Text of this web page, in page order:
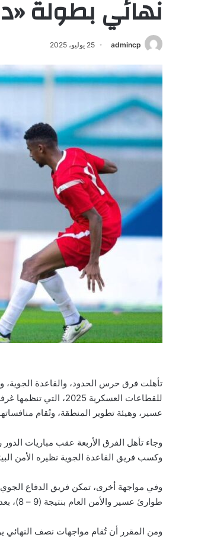
نهائي بطولة
admincp 25 يوليو، 2025
تأهلت فرق حرس الحدود، والقاعدة
للقطاعات العسكرية
عسير، وهيئة تطوير المنطقة، وتُقام
وجاء تأهل الفرق الأربعة عقب مباريات
وكسب فريق القاعدة الجوية نظيره الأمن
وفي مواجهة أخرى، تمكن فريق الدفاع
طوارئ عسير والأمن العام بنتيجة (9 – 8)، بعد انتهاء الوقت الأصلي للمباراة بالتعادل الإيجابي (1 – 1).
ومن المقرر أن تُقام مواجهات نصف النهائي